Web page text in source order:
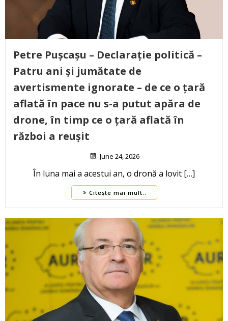
Petre Pușcașu – Declarație politică –
Patru ani și jumătate de
avertismente ignorate – de ce o țară
aflată în pace nu s-a putut apăra de
drone, în timp ce o țară aflată în
război a reușit
June 24, 2026
În luna mai a acestui an, o dronă a lovit […]
Citește mai mult..